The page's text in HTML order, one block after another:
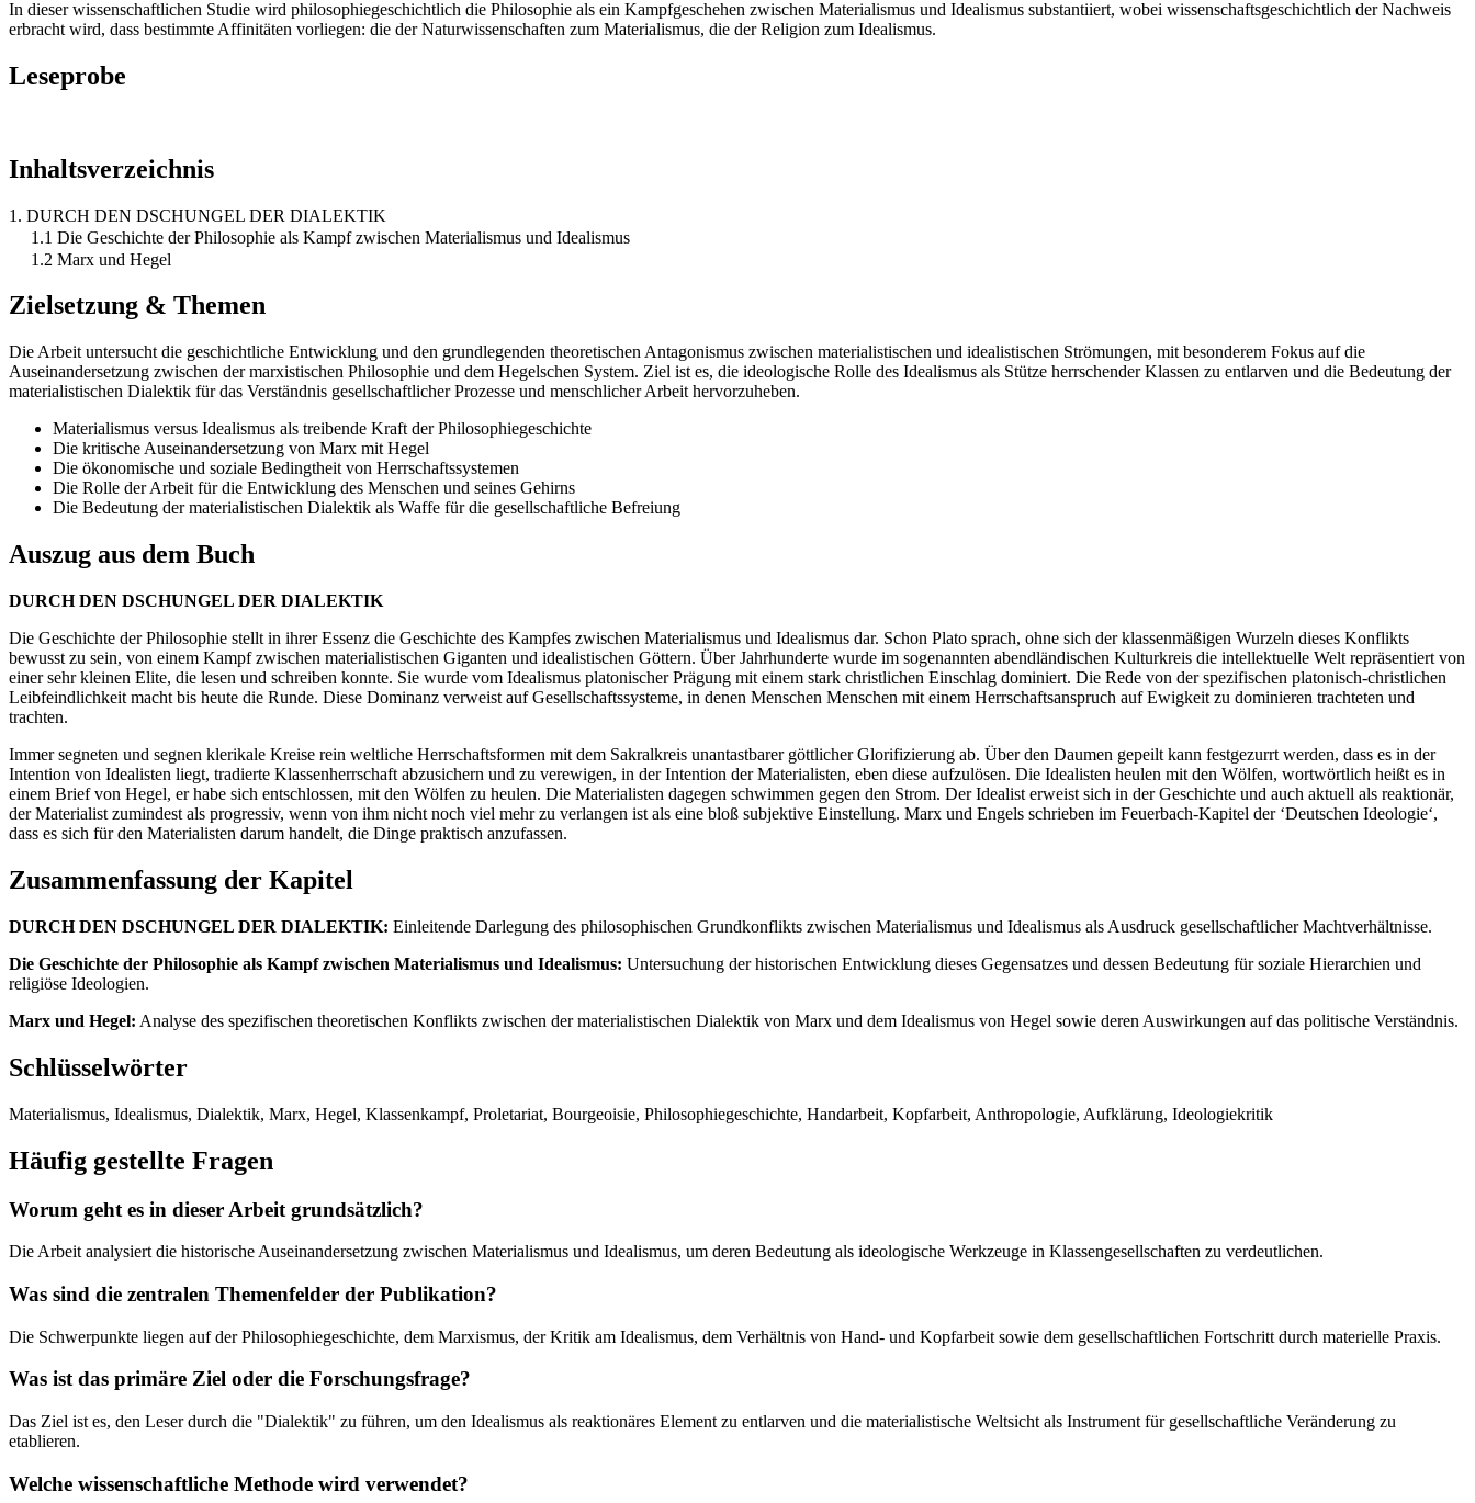
In dieser wissenschaftlichen Studie wird philosophiegeschichtlich die Philosophie als ein Kampfgeschehen zwischen Materialismus und Idealismus substantiiert, wobei wissenschaftsgeschichtlich der Nachweis
erbracht wird, dass bestimmte Affinitäten vorliegen: die der Naturwissenschaften zum Materialismus, die der Religion zum Idealismus.
Leseprobe
Inhaltsverzeichnis
1. DURCH DEN DSCHUNGEL DER DIALEKTIK
1.1 Die Geschichte der Philosophie als Kampf zwischen Materialismus und Idealismus
1.2 Marx und Hegel
Zielsetzung & Themen
Die Arbeit untersucht die geschichtliche Entwicklung und den grundlegenden theoretischen Antagonismus zwischen materialistischen und idealistischen Strömungen, mit besonderem Fokus auf die
Auseinandersetzung zwischen der marxistischen Philosophie und dem Hegelschen System. Ziel ist es, die ideologische Rolle des Idealismus als Stütze herrschender Klassen zu entlarven und die Bedeutung der
materialistischen Dialektik für das Verständnis gesellschaftlicher Prozesse und menschlicher Arbeit hervorzuheben.
Materialismus versus Idealismus als treibende Kraft der Philosophiegeschichte
Die kritische Auseinandersetzung von Marx mit Hegel
Die ökonomische und soziale Bedingtheit von Herrschaftssystemen
Die Rolle der Arbeit für die Entwicklung des Menschen und seines Gehirns
Die Bedeutung der materialistischen Dialektik als Waffe für die gesellschaftliche Befreiung
Auszug aus dem Buch
DURCH DEN DSCHUNGEL DER DIALEKTIK
Die Geschichte der Philosophie stellt in ihrer Essenz die Geschichte des Kampfes zwischen Materialismus und Idealismus dar. Schon Plato sprach, ohne sich der klassenmäßigen Wurzeln dieses Konflikts
bewusst zu sein, von einem Kampf zwischen materialistischen Giganten und idealistischen Göttern. Über Jahrhunderte wurde im sogenannten abendländischen Kulturkreis die intellektuelle Welt repräsentiert von
einer sehr kleinen Elite, die lesen und schreiben konnte. Sie wurde vom Idealismus platonischer Prägung mit einem stark christlichen Einschlag dominiert. Die Rede von der spezifischen platonisch-christlichen
Leibfeindlichkeit macht bis heute die Runde. Diese Dominanz verweist auf Gesellschaftssysteme, in denen Menschen Menschen mit einem Herrschaftsanspruch auf Ewigkeit zu dominieren trachteten und
trachten.
Immer segneten und segnen klerikale Kreise rein weltliche Herrschaftsformen mit dem Sakralkreis unantastbarer göttlicher Glorifizierung ab. Über den Daumen gepeilt kann festgezurrt werden, dass es in der
Intention von Idealisten liegt, tradierte Klassenherrschaft abzusichern und zu verewigen, in der Intention der Materialisten, eben diese aufzulösen. Die Idealisten heulen mit den Wölfen, wortwörtlich heißt es in
einem Brief von Hegel, er habe sich entschlossen, mit den Wölfen zu heulen. Die Materialisten dagegen schwimmen gegen den Strom. Der Idealist erweist sich in der Geschichte und auch aktuell als reaktionär,
der Materialist zumindest als progressiv, wenn von ihm nicht noch viel mehr zu verlangen ist als eine bloß subjektive Einstellung. Marx und Engels schrieben im Feuerbach-Kapitel der ‘Deutschen Ideologie‘,
dass es sich für den Materialisten darum handelt, die Dinge praktisch anzufassen.
Zusammenfassung der Kapitel
DURCH DEN DSCHUNGEL DER DIALEKTIK: Einleitende Darlegung des philosophischen Grundkonflikts zwischen Materialismus und Idealismus als Ausdruck gesellschaftlicher Machtverhältnisse.
Die Geschichte der Philosophie als Kampf zwischen Materialismus und Idealismus: Untersuchung der historischen Entwicklung dieses Gegensatzes und dessen Bedeutung für soziale Hierarchien und
religiöse Ideologien.
Marx und Hegel: Analyse des spezifischen theoretischen Konflikts zwischen der materialistischen Dialektik von Marx und dem Idealismus von Hegel sowie deren Auswirkungen auf das politische Verständnis.
Schlüsselwörter
Materialismus, Idealismus, Dialektik, Marx, Hegel, Klassenkampf, Proletariat, Bourgeoisie, Philosophiegeschichte, Handarbeit, Kopfarbeit, Anthropologie, Aufklärung, Ideologiekritik
Häufig gestellte Fragen
Worum geht es in dieser Arbeit grundsätzlich?
Die Arbeit analysiert die historische Auseinandersetzung zwischen Materialismus und Idealismus, um deren Bedeutung als ideologische Werkzeuge in Klassengesellschaften zu verdeutlichen.
Was sind die zentralen Themenfelder der Publikation?
Die Schwerpunkte liegen auf der Philosophiegeschichte, dem Marxismus, der Kritik am Idealismus, dem Verhältnis von Hand- und Kopfarbeit sowie dem gesellschaftlichen Fortschritt durch materielle Praxis.
Was ist das primäre Ziel oder die Forschungsfrage?
Das Ziel ist es, den Leser durch die "Dialektik" zu führen, um den Idealismus als reaktionäres Element zu entlarven und die materialistische Weltsicht als Instrument für gesellschaftliche Veränderung zu
etablieren.
Welche wissenschaftliche Methode wird verwendet?